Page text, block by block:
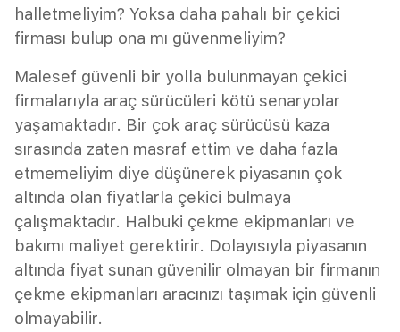
halletmeliyim? Yoksa daha pahalı bir çekici
firması bulup ona mı güvenmeliyim?
Malesef güvenli bir yolla bulunmayan çekici
firmalarıyla araç sürücüleri kötü senaryolar
yaşamaktadır. Bir çok araç sürücüsü kaza
sırasında zaten masraf ettim ve daha fazla
etmemeliyim diye düşünerek piyasanın çok
altında olan fiyatlarla çekici bulmaya
çalışmaktadır. Halbuki çekme ekipmanları ve
bakımı maliyet gerektirir. Dolayısıyla piyasanın
altında fiyat sunan güvenilir olmayan bir firmanın
çekme ekipmanları aracınızı taşımak için güvenli
olmayabilir.